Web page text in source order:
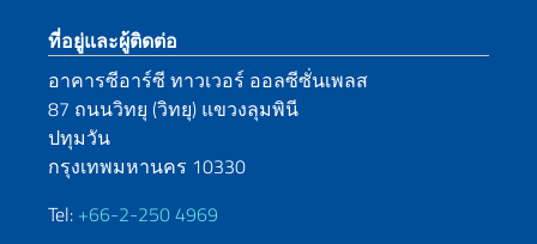
Sezione footer
ที่อยู่และผู้ติดต่อ
อาคารซีอาร์ซี ทาวเวอร์ ออลซีซั่นเพลส
87 ถนนวิทยุ (วิทยุ) แขวงลุมพินี
ปทุมวัน
กรุงเทพมหานคร 10330
Tel: +66-2-250 4969